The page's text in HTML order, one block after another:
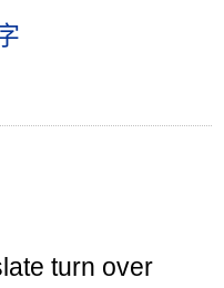
turn over